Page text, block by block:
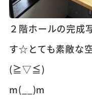
２階ホールの完成
す☆とても素敵な
(≧▽≦) クロ
m(__)m